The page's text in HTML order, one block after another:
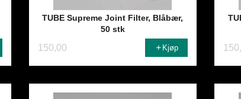
TUBE Supreme Joint Filter, Blåbær,
50 stk
150,00 Kjøp